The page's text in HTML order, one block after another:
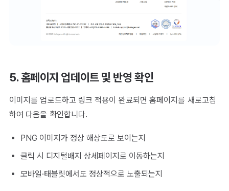
5. 홈페이지 업데이트 및 반영 확인
이미지를 업로드하고 링크 적용이 완료되면 홈페이지를 새로고침
하여 다음을 확인합니다.
PNG 이미지가 정상 해상도로 보이는지
클릭 시 디지털배지 상세페이지로 이동하는지
모바일·태블릿에서도 정상적으로 노출되는지